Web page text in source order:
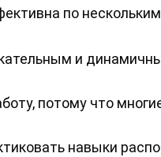
по
и
потому что
навыки